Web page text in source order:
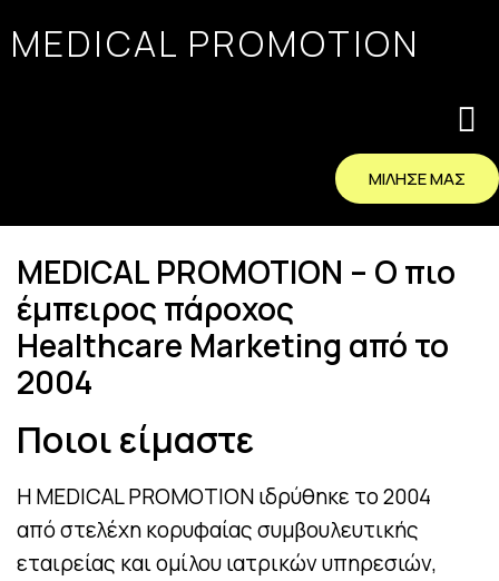
MEDICAL PROMOTION
ΜΙΛΗΣΕ ΜΑΣ
MEDICAL PROMOTION – Ο πιο
έμπειρος πάροχος
Healthcare Marketing από το
2004
Ποιοι είμαστε
Η MEDICAL PROMOTION ιδρύθηκε το 2004
από στελέχη κορυφαίας συμβουλευτικής
εταιρείας και ομίλου ιατρικών υπηρεσιών,